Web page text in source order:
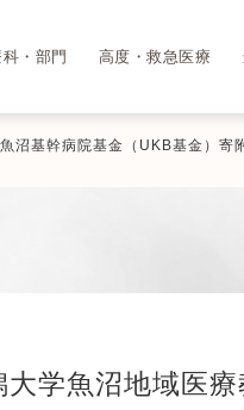
・部門 高度・救急医療
沼基幹病院基金（UKB基金）寄
大学魚沼地域医